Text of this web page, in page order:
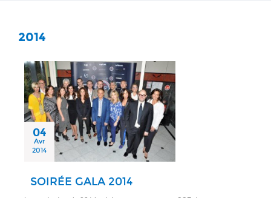
2014
04
Avr
2014
SOIRÉE GALA 2014